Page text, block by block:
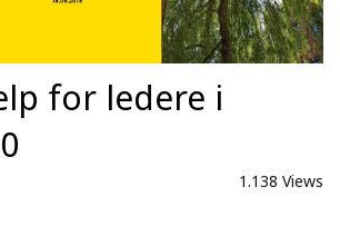
for ledere i
1.138 Views